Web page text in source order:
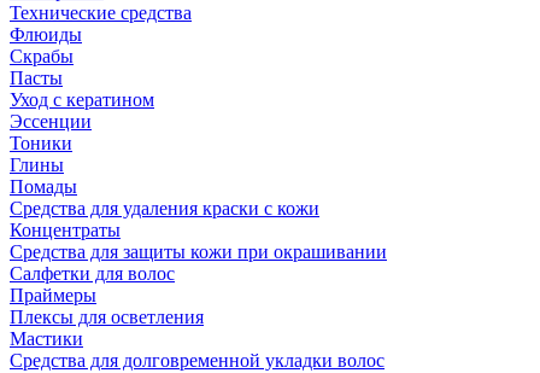
Технические средства
Флюиды
Скрабы
Пасты
Уход с кератином
Эссенции
Тоники
Глины
Помады
Средства для удаления краски с кожи
Концентраты
Средства для защиты кожи при окрашивании
Салфетки для волос
Праймеры
Плексы для осветления
Мастики
Средства для долговременной укладки волос